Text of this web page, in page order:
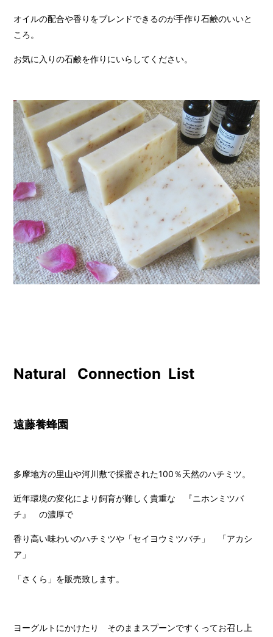
オイルの配合や香りをブレンドできるのが手作り石鹸のいいと
ころ。
お気に入りの石鹸を作りにいらしてください。
Natural Connection List
遠藤養蜂園
多摩地方の里山や河川敷で採蜜された100％天然のハチミツ。
近年環境の変化により飼育が難しく貴重な 『ニホンミツバ
チ』 の濃厚で
香り高い味わいのハチミツや「セイヨウミツバチ」 「アカシ
ア」
「さくら」を販売致します。
ヨーグルトにかけたり そのままスプーンですくってお召し上